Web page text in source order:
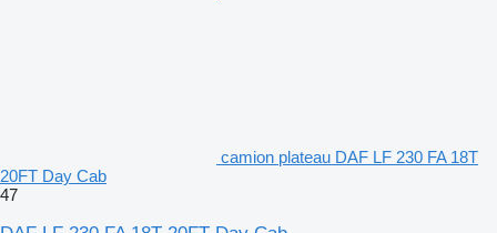
camion plateau DAF LF 230 FA 18T
20FT Day Cab
47